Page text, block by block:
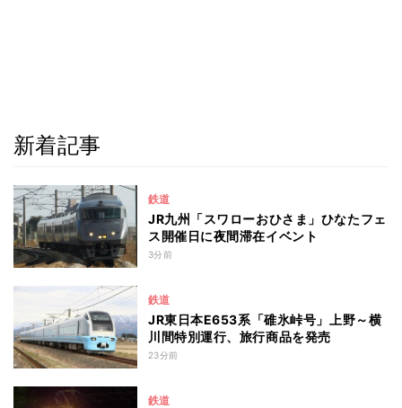
新着記事
鉄道
JR九州「スワローおひさま」ひなたフェ
ス開催日に夜間滞在イベント
3分前
鉄道
JR東日本E653系「碓氷峠号」上野～横
川間特別運行、旅行商品を発売
23分前
鉄道